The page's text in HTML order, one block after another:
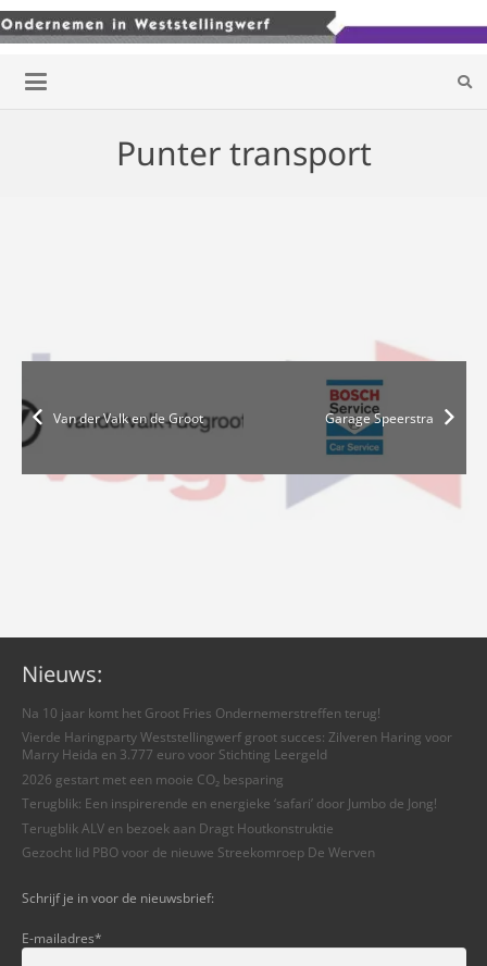
Punter transport
Van der Valk en de Groot Garage Speerstra
Nieuws:
Na 10 jaar komt het Groot Fries Ondernemerstreffen terug!
Vierde Haringparty Weststellingwerf groot succes: Zilveren Haring voor
Marry Heida en 3.777 euro voor Stichting Leergeld
2026 gestart met een mooie CO₂ besparing
Terugblik: Een inspirerende en energieke ‘safari’ door Jumbo de Jong!
Terugblik ALV en bezoek aan Dragt Houtkonstruktie
Gezocht lid PBO voor de nieuwe Streekomroep De Werven
Schrijf je in voor de nieuwsbrief:
E-mailadres*